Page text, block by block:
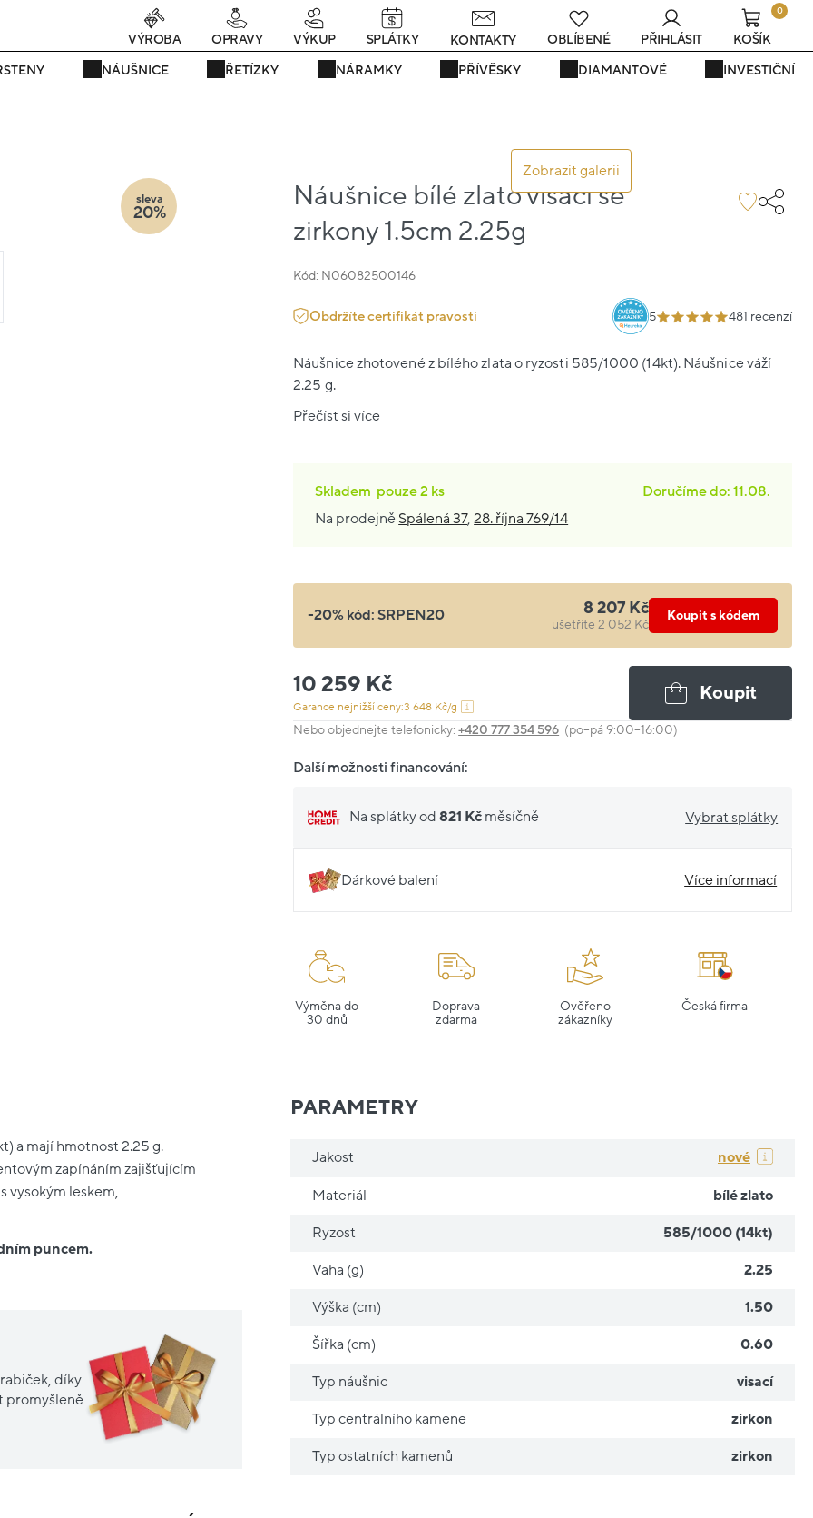
teď! - 20 % na vše! Kód: SRPEN20 24 dní : 11h : 44m : 51s
NÁUŠNICE ŘETÍZKY NÁRAMKY PŘÍVĚSKY DIAMANTOVÉ INVESTIČNÍ
VÝROBA OPRAVY VÝKUP SPLÁTKY KONTAKTY OBLÍBENÉ PŘIHLÁSIT
0
KOŠÍK
Zobrazit galerii
Náušnice bílé zlato visací se
zirkony 1.5cm 2.25g
Kód: N06082500146
sleva
20%
Obdržíte certifikát pravosti 5 481 recenzí
Náušnice zhotovené z bílého zlata o ryzosti 585/1000 (14kt). Náušnice váží
2.25 g.
Přečíst si více
Skladem pouze2 ks
Doručíme do: 11.08.
Na prodejně Spálená 37,28. října 769/14
-20% kód:SRPEN20 8 207 Kč
ušetříte 2 052 Kč
Koupit s kódem
10 259 Kč
Garance nejnižší ceny:3 648 Kč/g
Koupit
Nebo objednejte telefonicky:+420 777 354 596 (po–pá 9:00–16:00)
Další možnosti financování:
Na splátky od821 Kč měsíčně Vybrat splátky
Dárkové balení Více informací
Výměna do
30 dnů
Doprava
zdarma
Ověřeno
zákazníky
Česká firma
a mají hmotnost 2.25 g.
zapínáním zajišťujícím
vysokým leskem,
puncem.
díky
promyšleně
PARAMETRY
Jakost nové
Materiál bílé zlato
Ryzost 585/1000 (14kt)
Vaha (g) 2.25
Výška (cm) 1.50
Šířka (cm) 0.60
Typ náušnic visací
Typ centrálního kamene zirkon
Typ ostatních kamenů zirkon